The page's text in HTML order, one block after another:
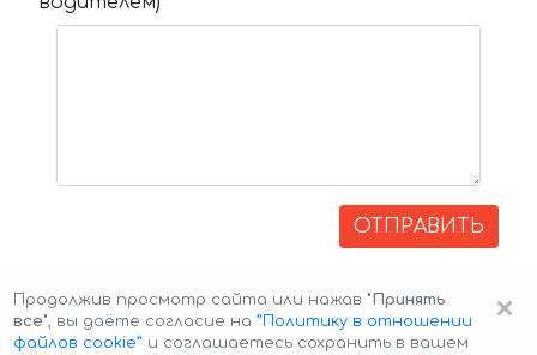
ОТПРАВИТЬ
×
Продолжив просмотр сайта или нажав "Принять
все", вы даёте согласие на ”Политику в отношении
файлов cookie” и соглашаетесь сохранить в вашем